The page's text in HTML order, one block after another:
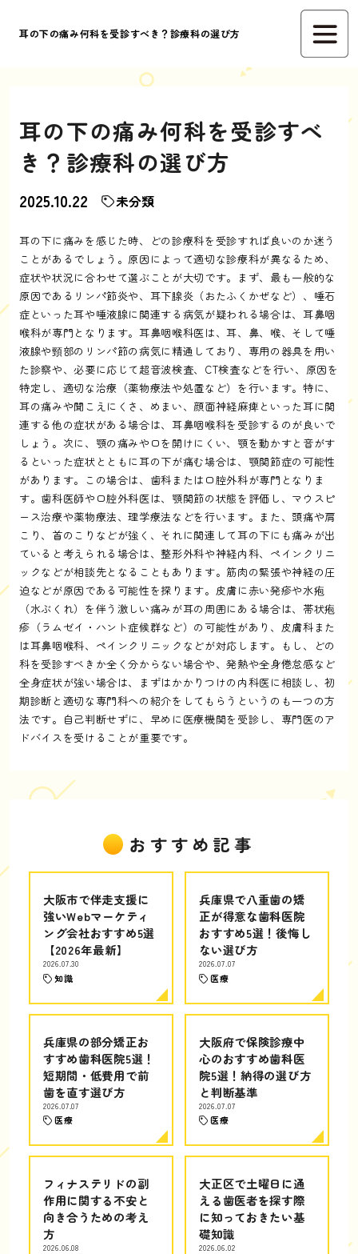
耳の下の痛み何科を受診すべき？診療科の選び方
耳の下の痛み何科を受診すべ
き？診療科の選び方
2025.10.22 未分類
耳の下に痛みを感じた時、どの診療科を受診すれば良いのか迷う
ことがあるでしょう。原因によって適切な診療科が異なるため、
症状や状況に合わせて選ぶことが大切です。まず、最も一般的な
原因であるリンパ節炎や、耳下腺炎（おたふくかぜなど）、唾石
症といった耳や唾液腺に関連する病気が疑われる場合は、耳鼻咽
喉科が専門となります。耳鼻咽喉科医は、耳、鼻、喉、そして唾
液腺や頸部のリンパ節の病気に精通しており、専用の器具を用い
た診察や、必要に応じて超音波検査、CT検査などを行い、原因を
特定し、適切な治療（薬物療法や処置など）を行います。特に、
耳の痛みや聞こえにくさ、めまい、顔面神経麻痺といった耳に関
連する他の症状がある場合は、耳鼻咽喉科を受診するのが良いで
しょう。次に、顎の痛みや口を開けにくい、顎を動かすと音がす
るといった症状とともに耳の下が痛む場合は、顎関節症の可能性
があります。この場合は、歯科または口腔外科が専門となりま
す。歯科医師や口腔外科医は、顎関節の状態を評価し、マウスピ
ース治療や薬物療法、理学療法などを行います。また、頭痛や肩
こり、首のこりなどが強く、それに関連して耳の下にも痛みが出
ていると考えられる場合は、整形外科や神経内科、ペインクリニ
ックなどが相談先となることもあります。筋肉の緊張や神経の圧
迫などが原因である可能性を探ります。皮膚に赤い発疹や水疱
（水ぶくれ）を伴う激しい痛みが耳の周囲にある場合は、帯状疱
疹（ラムゼイ・ハント症候群など）の可能性があり、皮膚科また
は耳鼻咽喉科、ペインクリニックなどが対応します。もし、どの
科を受診すべきか全く分からない場合や、発熱や全身倦怠感など
全身症状が強い場合は、まずはかかりつけの内科医に相談し、初
期診断と適切な専門科への紹介をしてもらうというのも一つの方
法です。自己判断せずに、早めに医療機関を受診し、専門医のア
ドバイスを受けることが重要です。
おすすめ記事
大阪市で伴走支援に
強いWebマーケティ
ング会社おすすめ5選
【2026年最新】
2026.07.30
知識
兵庫県で八重歯の矯
正が得意な歯科医院
おすすめ5選！後悔し
ない選び方
2026.07.07
医療
兵庫県の部分矯正お
すすめ歯科医院5選！
短期間・低費用で前
歯を直す選び方
2026.07.07
医療
大阪府で保険診療中
心のおすすめ歯科医
院5選！納得の選び方
と判断基準
2026.07.07
医療
フィナステリドの副
作用に関する不安と
向き合うための考え
方
2026.06.08
大正区で土曜日に通
える歯医者を探す際
に知っておきたい基
礎知識
2026.06.02